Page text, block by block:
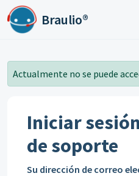
Ir al contenido principal
Braulio®
Actualmente no se puede
Iniciar
de soporte
Su dirección de correo